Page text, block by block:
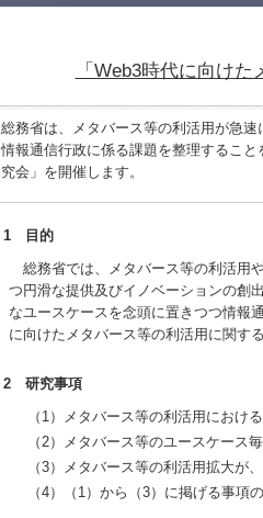
「Web3時代に向け
総務省は、メタバース等の利活用が急
情報通信行政に係る課題を整理するこ
究会」を開催します。
1 目的
総務省では、メタバース等の利活用
つ円滑な提供及びイノベーションの創
なユースケースを念頭に置きつつ情報
に向けたメタバース等の利活用に関す
2 研究事項
（1）メタバース等の利活用にお
（2）メタバース等のユースケー
（3）メタバース等の利活用拡大
（4）（1）から（3）に掲げる事